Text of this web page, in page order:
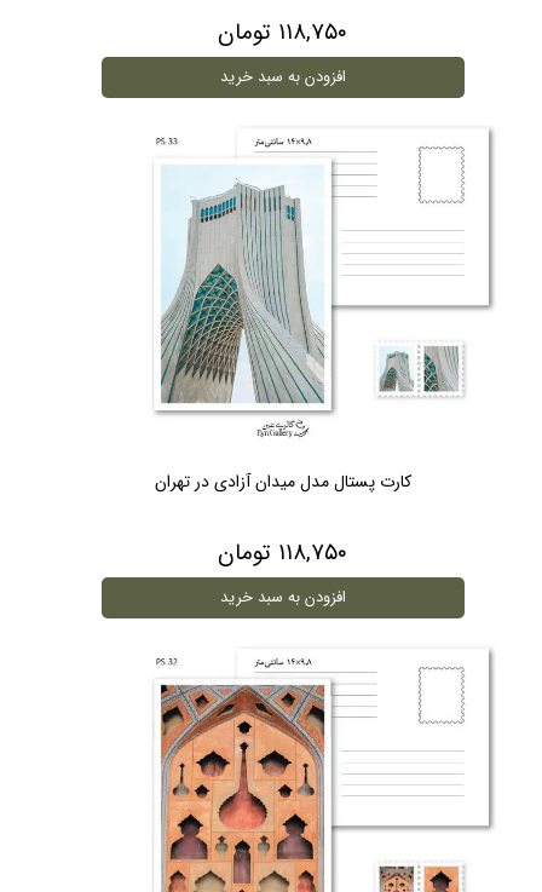
۱۱۸,۷۵۰ تومان
افزودن به سبد خرید
کارت پستال مدل میدان آزادی در تهران
۱۱۸,۷۵۰ تومان
افزودن به سبد خرید